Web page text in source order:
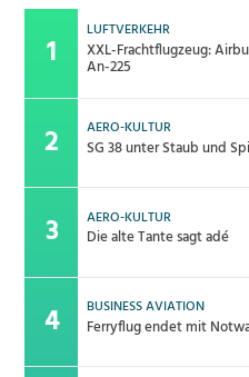
LUFTVERKEHR
XXL-Frachtflugzeug:
An-225
AERO-KULTUR
SG 38 unter Staub und
AERO-KULTUR
Die alte Tante sagt adé
BUSINESS AVIATION
Ferryflug endet mit